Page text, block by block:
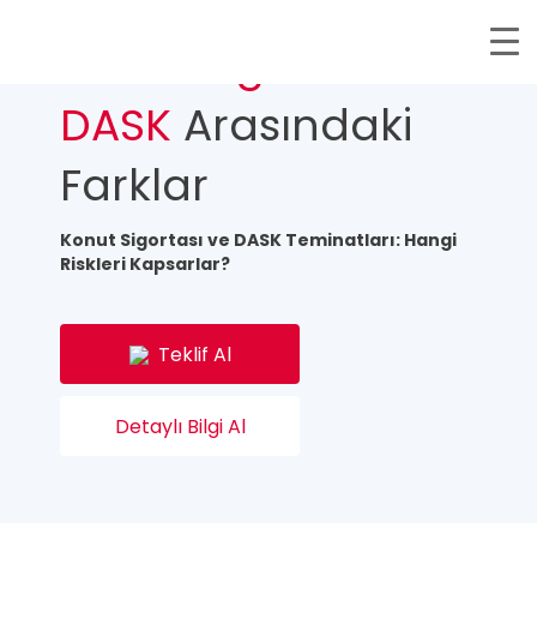
DASK Arasındaki
Farklar
Konut Sigortası ve DASK Teminatları: Hangi
Riskleri Kapsarlar?
Teklif Al
Detaylı Bilgi Al